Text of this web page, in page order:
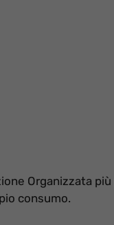
Organizzata
consumo.